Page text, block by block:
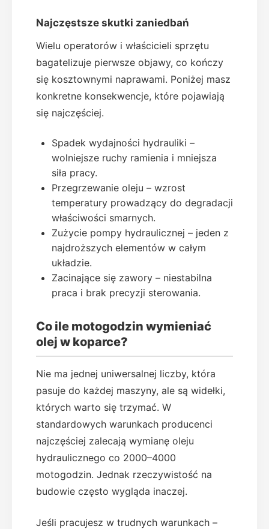
Najczęstsze skutki zaniedbań
Wielu operatorów i właścicieli sprzętu
bagatelizuje pierwsze objawy, co kończy
się kosztownymi naprawami. Poniżej masz
konkretne konsekwencje, które pojawiają
się najczęściej.
Spadek wydajności hydrauliki –
wolniejsze ruchy ramienia i mniejsza
siła pracy.
Przegrzewanie oleju – wzrost
temperatury prowadzący do degradacji
właściwości smarnych.
Zużycie pompy hydraulicznej – jeden z
najdroższych elementów w całym
układzie.
Zacinające się zawory – niestabilna
praca i brak precyzji sterowania.
Co ile motogodzin wymieniać
olej w koparce?
Nie ma jednej uniwersalnej liczby, która
pasuje do każdej maszyny, ale są widełki,
których warto się trzymać. W
standardowych warunkach producenci
najczęściej zalecają wymianę oleju
hydraulicznego co 2000–4000
motogodzin. Jednak rzeczywistość na
budowie często wygląda inaczej.
Jeśli pracujesz w trudnych warunkach –